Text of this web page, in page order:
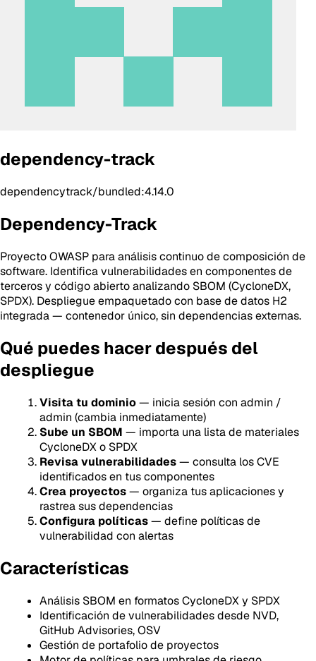
dependency-track
dependencytrack/bundled:4.14.0
Dependency-Track
Proyecto OWASP para análisis continuo de composición de
software. Identifica vulnerabilidades en componentes de
terceros y código abierto analizando SBOM (CycloneDX,
SPDX). Despliegue empaquetado con base de datos H2
integrada — contenedor único, sin dependencias externas.
Qué puedes hacer después del
despliegue
Visita tu dominio— inicia sesión con admin /
admin (cambia inmediatamente)
Sube un SBOM — importa una lista de materiales
CycloneDX o SPDX
Revisa vulnerabilidades— consulta los CVE
identificados en tus componentes
Crea proyectos— organiza tus aplicaciones y
rastrea sus dependencias
Configura políticas— define políticas de
vulnerabilidad con alertas
Características
Análisis SBOM en formatos CycloneDX y SPDX
Identificación de vulnerabilidades desde NVD,
GitHub Advisories, OSV
Gestión de portafolio de proyectos